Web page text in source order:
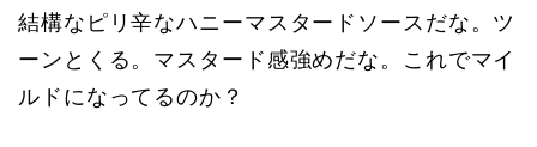
結構なピリ辛なハニーマスタードソースだな。ツ
ーンとくる。マスタード感強めだな。これでマイ
ルドになってるのか？